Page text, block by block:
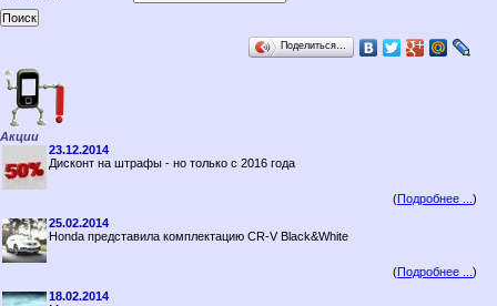
Поделиться…
Акции
23.12.2014
Дисконт на штрафы - но только с 2016 года
(Подробнее ...)
25.02.2014
Honda представила комплектацию CR-V Black&White
(Подробнее ...)
18.02.2014